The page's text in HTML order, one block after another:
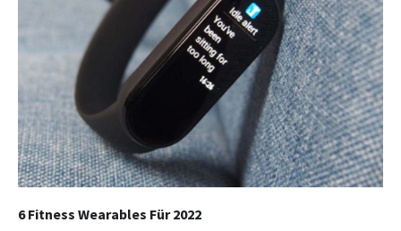
6 Fitness Wearables Für 2022